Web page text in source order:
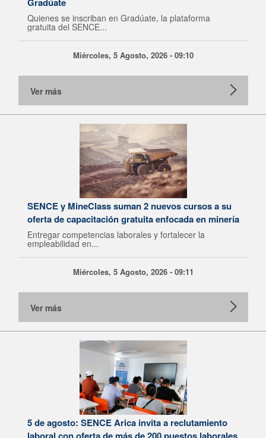
Quienes se inscriban en Gradúate, la plataforma
gratuita del SENCE...
Miércoles, 5 Agosto, 2026 - 09:10
Ver más
SENCE y MineClass suman 2 nuevos cursos a su
oferta de capacitación gratuita enfocada en minería
Entregar competencias laborales y fortalecer la
empleabilidad en...
Miércoles, 5 Agosto, 2026 - 09:11
Ver más
5 de agosto: SENCE Arica invita a reclutamiento